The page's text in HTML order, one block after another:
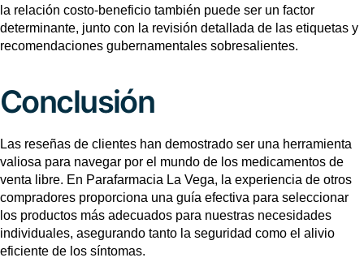
la relación costo-beneficio también puede ser un factor
determinante, junto con la revisión detallada de las etiquetas y
recomendaciones gubernamentales sobresalientes.
Conclusión
Las reseñas de clientes han demostrado ser una herramienta
valiosa para navegar por el mundo de los medicamentos de
venta libre. En Parafarmacia La Vega, la experiencia de otros
compradores proporciona una guía efectiva para seleccionar
los productos más adecuados para nuestras necesidades
individuales, asegurando tanto la seguridad como el alivio
eficiente de los síntomas.